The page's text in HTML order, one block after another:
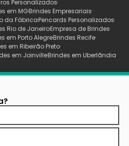
Personalizados
em MGBrindes Empresariais
da FábricaPencards Personalizados
Rio de JaneiroEmpresa de Brindes
em Porto AlegreBrindes Recife
em Ribeirão Preto
em JoinvilleBrindes em Uberlãndia